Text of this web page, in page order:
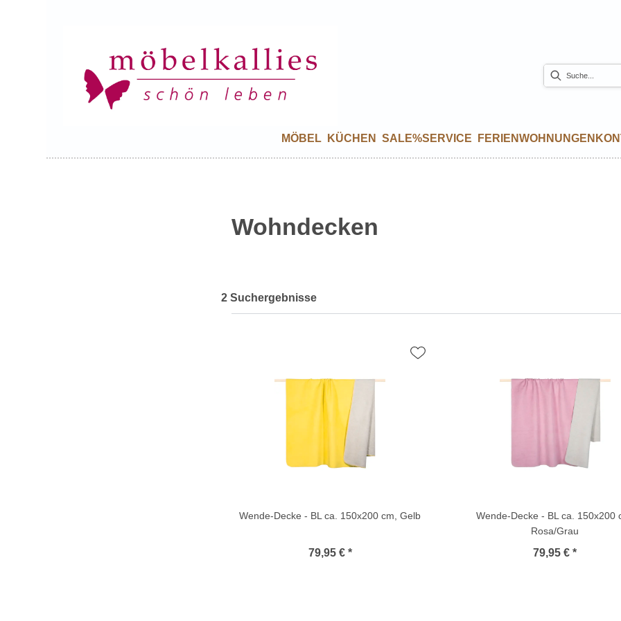
MÖBEL KÜCHEN SALE%SERVICE FERIENWOHNUNGEN
Wohndecken
2 Suchergebnisse
Wende-Decke - BL ca. 150x200 cm, Gelb
79,95 € *
Wende-Decke - BL ca. 150x200
Rosa/Grau
79,95 € *